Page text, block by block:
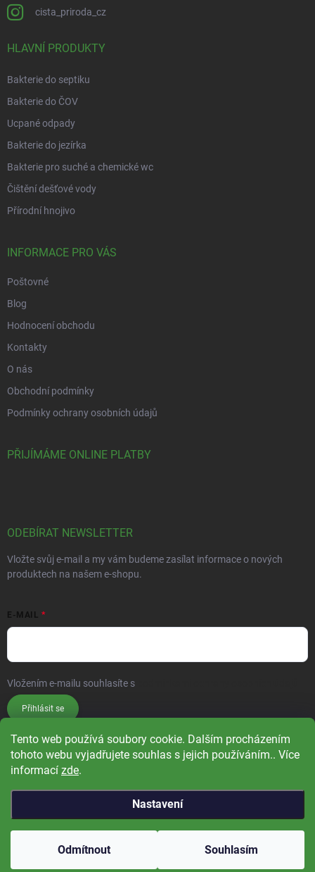
Tento web používá soubory cookie. Dalším procházením
tohoto webu vyjadřujete souhlas s jejich používáním.. Více
informací zde.
Nastavení
Odmítnout Souhlasím
cista_priroda_cz
HLAVNÍ PRODUKTY
Bakterie do septiku
Bakterie do ČOV
Ucpané odpady
Bakterie do jezírka
Bakterie pro suché a chemické wc
Čištění dešťové vody
Přírodní hnojivo
INFORMACE PRO VÁS
Poštovné
Blog
Hodnocení obchodu
Kontakty
O nás
Obchodní podmínky
Podmínky ochrany osobních údajů
PŘIJÍMÁME ONLINE PLATBY
ODEBÍRAT NEWSLETTER
Vložte svůj e-mail a my vám budeme zasílat informace o nových
produktech na našem e-shopu.
E-MAIL
Vložením e-mailu souhlasíte s
Přihlásit se
Vytvořil Shoptet
Copyright 2026Čistá příroda. Všechna práva vyhrazena.Upravit nastavení